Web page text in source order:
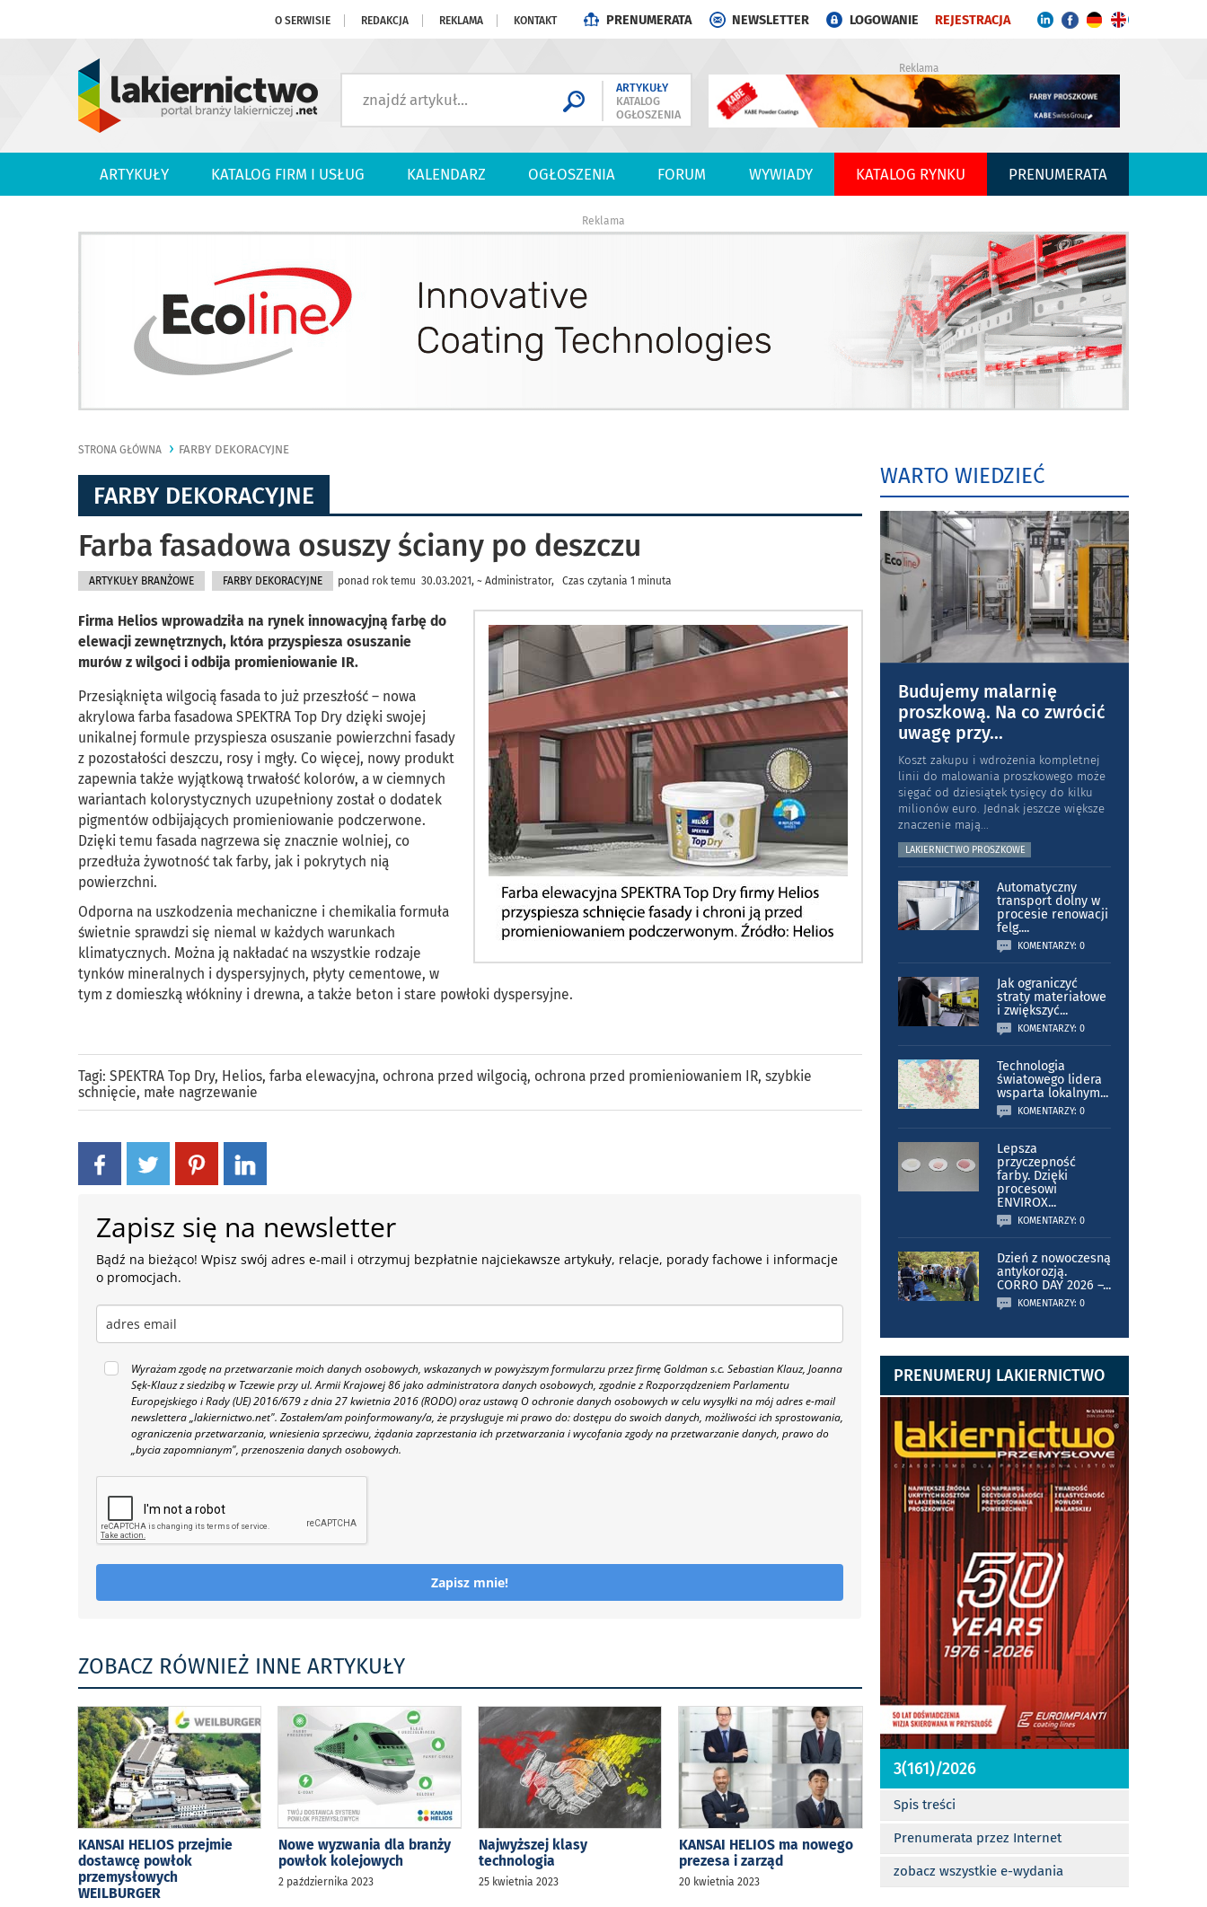
O SERWISIE REDAKCJA REKLAMA KONTAKT PRENUMERATA NEWSLETTER LOGOWANIE REJESTRACJA
ARTYKUŁY
KATALOG
OGŁOSZENIA
Reklama
ARTYKUŁY KATALOG FIRM I USŁUG KALENDARZ OGŁOSZENIA FORUM WYWIADY KATALOG RYNKU PRENUMERATA
Reklama
STRONA GŁÓWNA FARBY DEKORACYJNE
FARBY DEKORACYJNE
Farba fasadowa osuszy ściany po deszczu
ARTYKUŁY BRANŻOWE FARBY DEKORACYJNE ponad rok temu 30.03.2021, ~ Administrator, Czas czytania 1 minuta
Firma Helios wprowadziła na rynek innowacyjną farbę do
elewacji zewnętrznych, która przyspiesza osuszanie
murów z wilgoci i odbija promieniowanie IR.
Przesiąknięta wilgocią fasada to już przeszłość – nowa
akrylowa farba fasadowa SPEKTRA Top Dry dzięki swojej
unikalnej formule przyspiesza osuszanie powierzchni fasady
z pozostałości deszczu, rosy i mgły. Co więcej, nowy produkt
zapewnia także wyjątkową trwałość kolorów, a w ciemnych
wariantach kolorystycznych uzupełniony został o dodatek
pigmentów odbijających promieniowanie podczerwone.
Dzięki temu fasada nagrzewa się znacznie wolniej, co
przedłuża żywotność tak farby, jak i pokrytych nią
powierzchni.
Odporna na uszkodzenia mechaniczne i chemikalia formuła
świetnie sprawdzi się niemal w każdych warunkach
klimatycznych. Można ją nakładać na wszystkie rodzaje
tynków mineralnych i dyspersyjnych, płyty cementowe, w
tym z domieszką włókniny i drewna, a także beton i stare powłoki dyspersyjne.
Tagi: SPEKTRA Top Dry, Helios, farba elewacyjna, ochrona przed wilgocią, ochrona przed promieniowaniem IR, szybkie
schnięcie, małe nagrzewanie
Zapisz się na newsletter
Bądź na bieżąco! Wpisz swój adres e-mail i otrzymuj bezpłatnie najciekawsze artykuły, relacje, porady fachowe i informacje
o promocjach.
Wyrażam zgodę na przetwarzanie moich danych osobowych, wskazanych w powyższym formularzu przez firmę Goldman s.c. Sebastian Klauz, Joanna
Sęk-Klauz z siedzibą w Tczewie przy ul. Armii Krajowej 86 jako administratora danych osobowych, zgodnie z Rozporządzeniem Parlamentu
Europejskiego i Rady (UE) 2016/679 z dnia 27 kwietnia 2016 (RODO) oraz ustawą O ochronie danych osobowych w celu wysyłki na mój adres e-mail
newslettera „lakiernictwo.net". Zostałem/am poinformowany/a, że przysługuje mi prawo do: dostępu do swoich danych, możliwości ich sprostowania,
ograniczenia przetwarzania, wniesienia sprzeciwu, żądania zaprzestania ich przetwarzania i wycofania zgody na przetwarzanie danych, prawo do
„bycia zapomnianym", przenoszenia danych osobowych.
Zapisz mnie!
ZOBACZ RÓWNIEŻ INNE ARTYKUŁY
KANSAI HELIOS przejmie
dostawcę powłok
przemysłowych
WEILBURGER
Nowe wyzwania dla branży
powłok kolejowych
2 października 2023
Najwyższej klasy
technologia
25 kwietnia 2023
KANSAI HELIOS ma nowego
prezesa i zarząd
20 kwietnia 2023
WARTO WIEDZIEĆ
Budujemy malarnię
proszkową. Na co zwrócić
uwagę przy...
Koszt zakupu i wdrożenia kompletnej
linii do malowania proszkowego może
sięgać od dziesiątek tysięcy do kilku
milionów euro. Jednak jeszcze większe
znaczenie mają...
LAKIERNICTWO PROSZKOWE
Automatyczny
transport dolny w
procesie renowacji
felg....
KOMENTARZY: 0
Jak ograniczyć
straty materiałowe
i zwiększyć...
KOMENTARZY: 0
Technologia
światowego lidera
wsparta lokalnym...
KOMENTARZY: 0
Lepsza
przyczepność
farby. Dzięki
procesowi
ENVIROX...
KOMENTARZY: 0
Dzień z nowoczesną
antykorozją.
CORRO DAY 2026 –...
KOMENTARZY: 0
PRENUMERUJ LAKIERNICTWO
3(161)/2026
Spis treści
Prenumerata przez Internet
zobacz wszystkie e-wydania